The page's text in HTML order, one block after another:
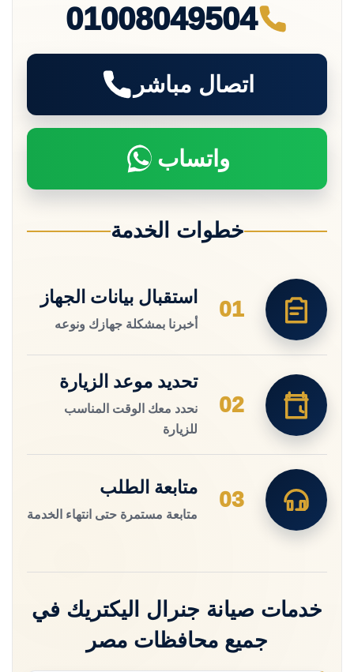
01008049504
اتصال مباشر
واتساب
خطوات الخدمة
01
استقبال بيانات الجهاز
أخبرنا بمشكلة جهازك ونوعه
02
تحديد موعد الزيارة
نحدد معك الوقت المناسب
للزيارة
03
متابعة الطلب
متابعة مستمرة حتى انتهاء الخدمة
خدمات صيانة جنرال اليكتريك في
جميع محافظات مصر